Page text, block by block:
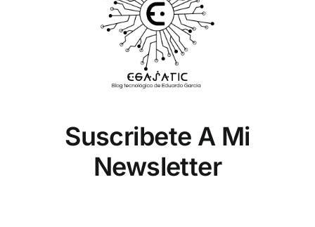
Suscribete A Mi
Newsletter